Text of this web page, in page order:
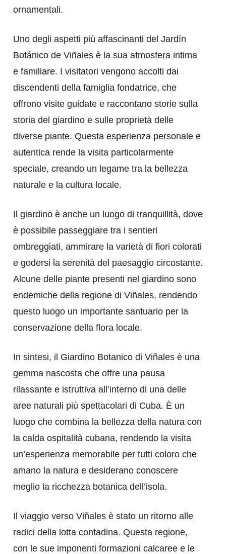
ornamentali.
Uno degli aspetti più affascinanti del Jardín
Botánico de Viñales è la sua atmosfera intima
e familiare. I visitatori vengono accolti dai
discendenti della famiglia fondatrice, che
offrono visite guidate e raccontano storie sulla
storia del giardino e sulle proprietà delle
diverse piante. Questa esperienza personale e
autentica rende la visita particolarmente
speciale, creando un legame tra la bellezza
naturale e la cultura locale.
Il giardino è anche un luogo di tranquillità, dove
è possibile passeggiare tra i sentieri
ombreggiati, ammirare la varietà di fiori colorati
e godersi la serenità del paesaggio circostante.
Alcune delle piante presenti nel giardino sono
endemiche della regione di Viñales, rendendo
questo luogo un importante santuario per la
conservazione della flora locale.
In sintesi, il Giardino Botanico di Viñales è una
gemma nascosta che offre una pausa
rilassante e istruttiva all’interno di una delle
aree naturali più spettacolari di Cuba. È un
luogo che combina la bellezza della natura con
la calda ospitalità cubana, rendendo la visita
un’esperienza memorabile per tutti coloro che
amano la natura e desiderano conoscere
meglio la ricchezza botanica dell’isola.
Il viaggio verso Viñales è stato un ritorno alle
radici della lotta contadina. Questa regione,
con le sue imponenti formazioni calcaree e le